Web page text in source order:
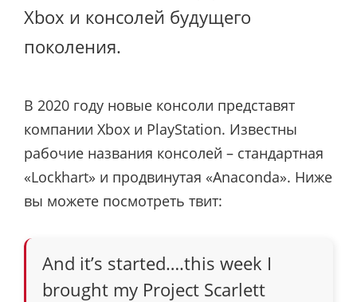
Xbox и консолей будущего
поколения.
В 2020 году новые консоли представят
компании Xbox и PlayStation. Известны
рабочие названия консолей – стандартная
«Lockhart» и продвинутая «Anaconda». Ниже
вы можете посмотреть твит:
And it’s started….this week I
brought my Project Scarlett